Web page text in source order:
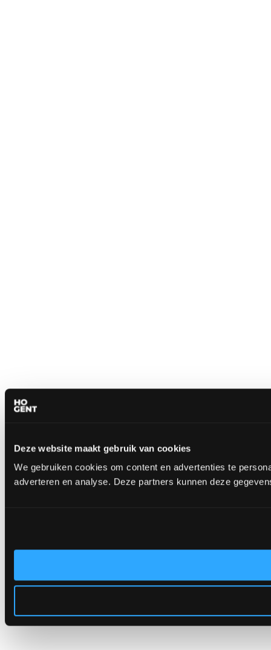
Deze website maakt gebruik van cookies
We gebruiken cookies om content en advertenties te
adverteren en analyse. Deze partners kunnen deze